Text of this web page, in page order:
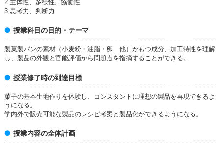
2 主体性、多様性、協働性
3 思考力、判断力
授業科目の目的・テーマ
製菓製パンの素材（小麦粉・油脂・卵 他）がもつ成分、加工特性を理解
し、製品の外観と官能評価から問題点を指摘することができる。
授業修了時の到達目標
菓子の基本生地作りを体験し、コンスタントに理想の製品を再現できるよ
うになる。
学内外で販売可能な製品のレシピ考案と製品化ができるようになる。
授業内容の全体計画